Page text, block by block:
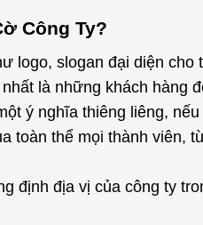
Công Ty?
logo, slogan đại diện
là những khách hàng
ý nghĩa thiêng liêng,
toàn thể mọi thành viên,
định địa vị của công ty